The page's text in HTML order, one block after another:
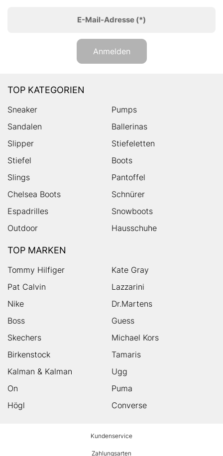
E-Mail-Adresse (*)
Anmelden
TOP KATEGORIEN
Sneaker
Pumps
Sandalen
Ballerinas
Slipper
Stiefeletten
Stiefel
Boots
Slings
Pantoffel
Chelsea Boots
Schnürer
Espadrilles
Snowboots
Outdoor
Hausschuhe
TOP MARKEN
Tommy Hilfiger
Kate Gray
Pat Calvin
Lazzarini
Nike
Dr.Martens
Boss
Guess
Skechers
Michael Kors
Birkenstock
Tamaris
Kalman & Kalman
Ugg
On
Puma
Högl
Converse
Kundenservice
Zahlungsarten